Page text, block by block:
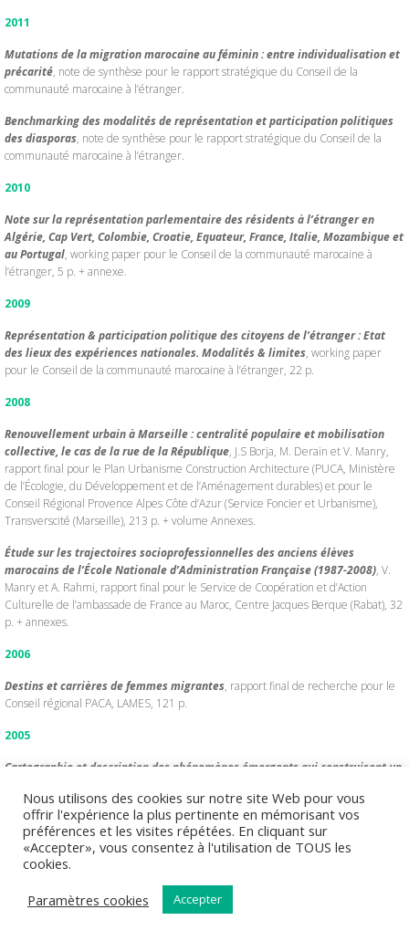
2011
Mutations de la migration marocaine au féminin : entre individualisation et
précarité, note de synthèse pour le rapport stratégique du Conseil de la
communauté marocaine à l’étranger.
Benchmarking des modalités de représentation et participation politiques
des diasporas, note de synthèse pour le rapport stratégique du Conseil de la
communauté marocaine à l’étranger.
2010
Note sur la représentation parlementaire des résidents à l’étranger en
Algérie, Cap Vert, Colombie, Croatie, Equateur, France, Italie, Mozambique et
au Portugal, working paper pour le Conseil de la communauté marocaine à
l’étranger, 5 p. + annexe.
2009
Représentation & participation politique des citoyens de l’étranger : Etat
des lieux des expériences nationales. Modalités & limites, working paper
pour le Conseil de la communauté marocaine à l’étranger, 22 p.
2008
Renouvellement urbain à Marseille : centralité populaire et mobilisation
collective, le cas de la rue de la République, J.S Borja, M. Derain et V. Manry,
rapport final pour le Plan Urbanisme Construction Architecture (PUCA, Ministère
de l’Écologie, du Développement et de l’Aménagement durables) et pour le
Conseil Régional Provence Alpes Côte d’Azur (Service Foncier et Urbanisme),
Transverscité (Marseille), 213 p. + volume Annexes.
Étude sur les trajectoires socioprofessionnelles des anciens élèves
marocains de l’École Nationale d’Administration Française (1987-2008), V.
Manry et A. Rahmi, rapport final pour le Service de Coopération et d’Action
Culturelle de l’ambassade de France au Maroc, Centre Jacques Berque (Rabat), 32
p. + annexes.
2006
Destins et carrières de femmes migrantes, rapport final de recherche pour le
Conseil régional PACA, LAMES, 121 p.
2005
Cartographie et description des phénomènes émergents qui construisent un
Schmoll, rapport pour la Commission Européenne, DL4, Réseau thématique des
centres européens de recherche en sciences humaines sur l’ensemble euro-
méditerranéen, 5e PCRD, 48 p.
2002
Le lien et le gain. Ethnographie d’une place marchande informelle, le cas du
marché aux Puces de Marseille, V. Manry et M. Peraldi, rapport final de
Nous utilisons des cookies sur notre site Web pour vous
offrir l'expérience la plus pertinente en mémorisant vos
préférences et les visites répétées. En cliquant sur
«Accepter», vous consentez à l'utilisation de TOUS les
cookies.
Paramètres cookies
Accepter